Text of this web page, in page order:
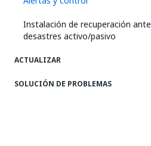
Instalación de recuperación ante
desastres activo/pasivo
ACTUALIZAR
SOLUCIÓN DE PROBLEMAS